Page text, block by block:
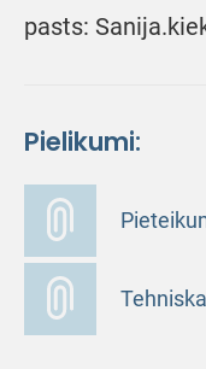
pasts:
Pielikumi: